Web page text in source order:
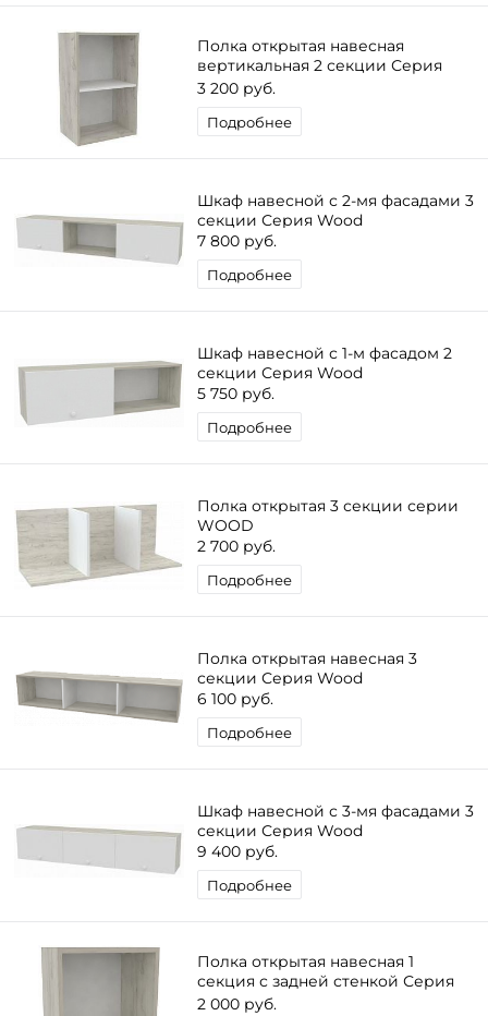
Полка открытая навесная
вертикальная 2 секции Серия
Wood
3 200 руб.
Подробнее
Шкаф навесной с 2-мя фасадами 3
секции Серия Wood
7 800 руб.
Подробнее
Шкаф навесной с 1-м фасадом 2
секции Серия Wood
5 750 руб.
Подробнее
Полка открытая 3 секции серии
WOOD
2 700 руб.
Подробнее
Полка открытая навесная 3
секции Серия Wood
6 100 руб.
Подробнее
Шкаф навесной с 3-мя фасадами 3
секции Серия Wood
9 400 руб.
Подробнее
Полка открытая навесная 1
секция с задней стенкой Серия
Wood
2 000 руб.